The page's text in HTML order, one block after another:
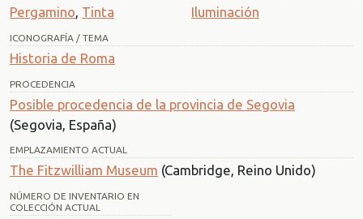
Pergamino, Tinta Iluminación
ICONOGRAFÍA / TEMA
Historia de Roma
PROCEDENCIA
Posible procedencia de la provincia de Segovia
(Segovia, España)
EMPLAZAMIENTO ACTUAL
The Fitzwilliam Museum (Cambridge, Reino Unido)
NÚMERO DE INVENTARIO EN
COLECCIÓN ACTUAL